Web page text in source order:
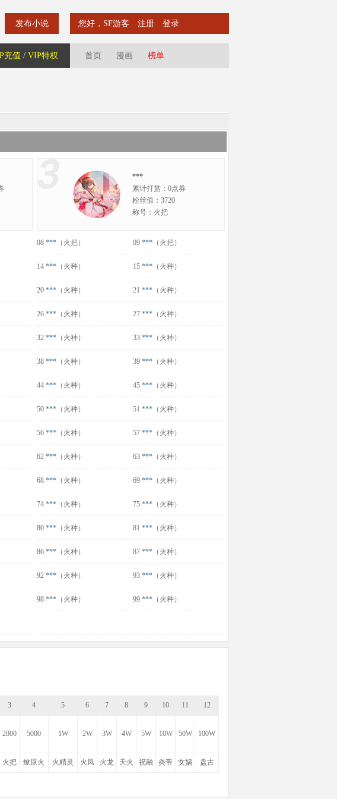
发布小说 您好，SF游客 注册 登录
充值 / VIP特权 首页 漫画 榜单
***
累计打赏：0点券
粉丝值：3720
称号：火把
08 *** （火把） 09 *** （火把）
14 *** （火种） 15 *** （火种）
20 *** （火种） 21 *** （火种）
26 *** （火种） 27 *** （火种）
32 *** （火种） 33 *** （火种）
38 *** （火种） 39 *** （火种）
44 *** （火种） 45 *** （火种）
50 *** （火种） 51 *** （火种）
56 *** （火种） 57 *** （火种）
62 *** （火种） 63 *** （火种）
68 *** （火种） 69 *** （火种）
74 *** （火种） 75 *** （火种）
80 *** （火种） 81 *** （火种）
86 *** （火种） 87 *** （火种）
92 *** （火种） 93 *** （火种）
98 *** （火种） 99 *** （火种）
3 4 5 6 7 8 9 10 11 12
2000 5000 1W 2W 3W 4W 5W 10W 50W 100W
火把 燎原火 火精灵 火凤 火龙 天火 祝融 炎帝 女娲 盘古